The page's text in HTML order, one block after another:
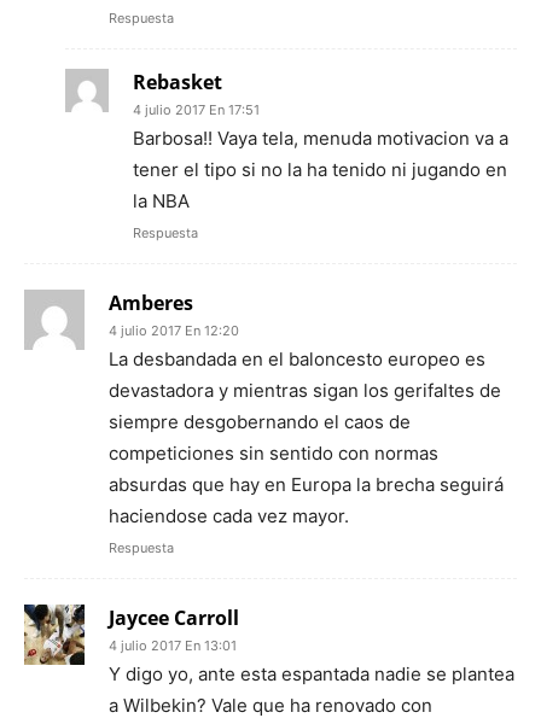
Respuesta
Rebasket
4 julio 2017 En 17:51
Barbosa!! Vaya tela, menuda motivacion va a
tener el tipo si no la ha tenido ni jugando en
la NBA
Respuesta
Amberes
4 julio 2017 En 12:20
La desbandada en el baloncesto europeo es
devastadora y mientras sigan los gerifaltes de
siempre desgobernando el caos de
competiciones sin sentido con normas
absurdas que hay en Europa la brecha seguirá
haciendose cada vez mayor.
Respuesta
Jaycee Carroll
4 julio 2017 En 13:01
Y digo yo, ante esta espantada nadie se plantea
a Wilbekin? Vale que ha renovado con